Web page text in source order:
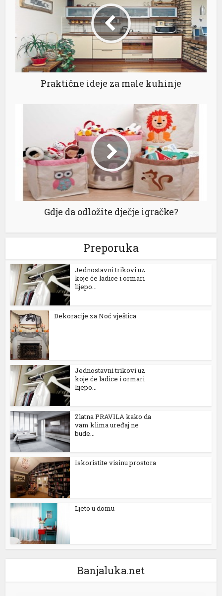
Praktične ideje za male kuhinje
Gdje da odložite dječje igračke?
Preporuka
Jednostavni trikovi uz
koje će ladice i ormari
lijepo...
Dekoracije za Noć vještica
Jednostavni trikovi uz
koje će ladice i ormari
lijepo...
Zlatna PRAVILA kako da
vam klima uređaj ne
bude...
Iskoristite visinu prostora
Ljeto u domu
Banjaluka.net